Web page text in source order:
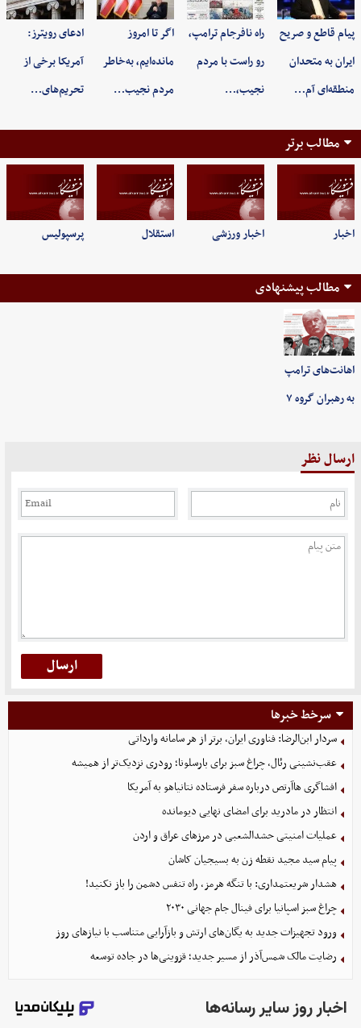
پیام قاطع و صریح
ایران به متحدان
منطقه‌ای آم…
راه نافرجام ترامپ،
رو راست با مردم
نجیب،…
اگر تا امروز
مانده‌ایم، به‌خاطر
مردم نجیب…
ادعای رویترز:
آمریکا برخی از
تحریم‌های…
مطالب برتر
اخبار اخبار ورزشی استقلال پرسپولیس
مطالب پیشنهادی
اهانت‌های ترامپ
به رهبران گروه ۷
ارسال نظر
سرخط خبرها
سردار ابن‌الرضا: فناوری ایران، برتر از هر سامانه وارداتی
عقب‌نشینی رئال، چراغ سبز برای بارسلونا؛ رودری نزدیک‌تر از همیشه
افشاگری هاآرتص درباره سفر فرستاده نتانیاهو به آمریکا
انتظار در مادرید برای امضای نهایی دیومانده
عملیات امنیتی حشدالشعبی در مرزهای عراق و اردن
پیام سید مجید نقطه زن به بسیجیان کاشان
هشدار شریعتمداری: با تنگه هرمز، راه تنفس دشمن را باز نکنید!
چراغ سبز اسپانیا برای فینال جام جهانی ۲۰۳۰
ورود تجهیزات جدید به یگان‌های ارتش و بازآرایی متناسب با نیازهای روز
رضایت مالک شمس‌آذر از مسیر جدید؛ قزوینی‌ها در جاده توسعه